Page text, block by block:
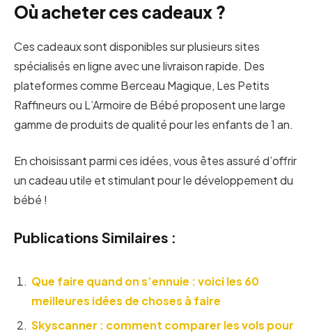
Où acheter ces cadeaux ?
Ces cadeaux sont disponibles sur plusieurs sites
spécialisés en ligne avec une livraison rapide. Des
plateformes comme Berceau Magique, Les Petits
Raffineurs ou L’Armoire de Bébé proposent une large
gamme de produits de qualité pour les enfants de 1 an.
En choisissant parmi ces idées, vous êtes assuré d’offrir
un cadeau utile et stimulant pour le développement du
bébé !
Publications Similaires :
Que faire quand on s’ennuie : voici les 60
meilleures idées de choses à faire
Skyscanner : comment comparer les vols pour